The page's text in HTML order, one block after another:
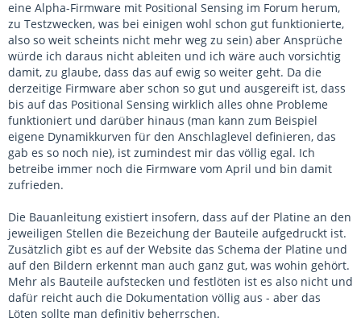
eine Alpha-Firmware mit Positional Sensing im Forum herum,
zu Testzwecken, was bei einigen wohl schon gut funktionierte,
also so weit scheints nicht mehr weg zu sein) aber Ansprüche
würde ich daraus nicht ableiten und ich wäre auch vorsichtig
damit, zu glaube, dass das auf ewig so weiter geht. Da die
derzeitige Firmware aber schon so gut und ausgereift ist, dass
bis auf das Positional Sensing wirklich alles ohne Probleme
funktioniert und darüber hinaus (man kann zum Beispiel
eigene Dynamikkurven für den Anschlaglevel definieren, das
gab es so noch nie), ist zumindest mir das völlig egal. Ich
betreibe immer noch die Firmware vom April und bin damit
zufrieden.
Die Bauanleitung existiert insofern, dass auf der Platine an den
jeweiligen Stellen die Bezeichung der Bauteile aufgedruckt ist.
Zusätzlich gibt es auf der Website das Schema der Platine und
auf den Bildern erkennt man auch ganz gut, was wohin gehört.
Mehr als Bauteile aufstecken und festlöten ist es also nicht und
dafür reicht auch die Dokumentation völlig aus - aber das
Löten sollte man definitiv beherrschen.